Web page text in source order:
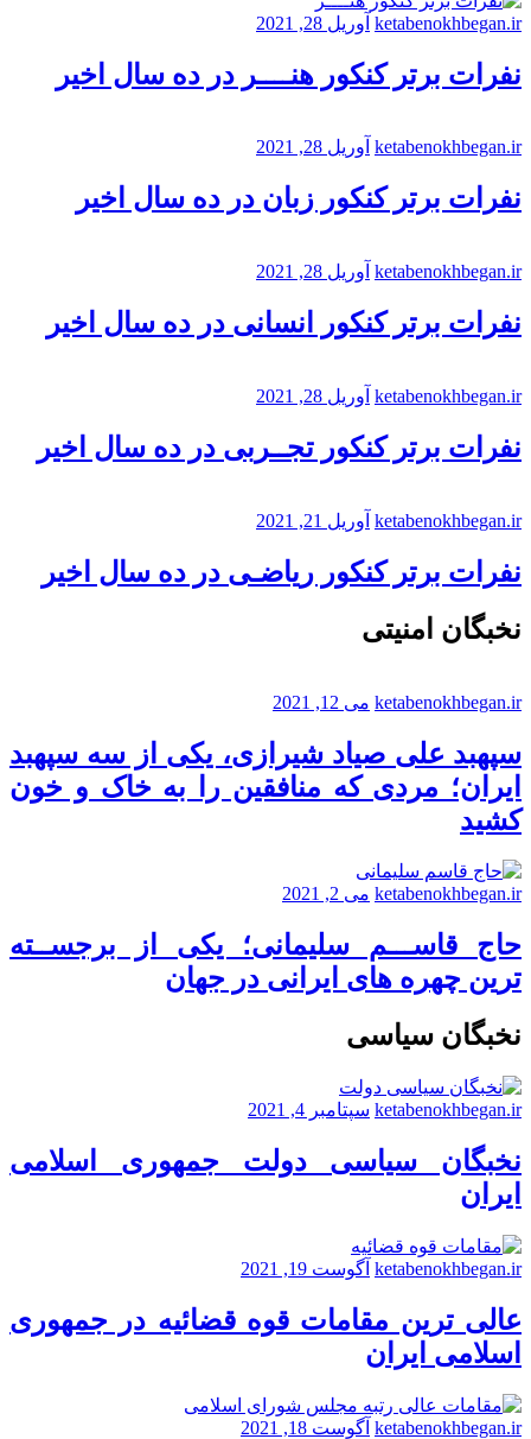
ketabenokhbegan.ir آوریل 28, 2021
نفرات برتر کنکور هنــــر در ده سال اخیر
ketabenokhbegan.ir آوریل 28, 2021
نفرات برتر کنکور زبان در ده سال اخیر
ketabenokhbegan.ir آوریل 28, 2021
نفرات برتر کنکور انسانی در ده سال اخیر
ketabenokhbegan.ir آوریل 28, 2021
نفرات برتر کنکور تجــربی در ده سال اخیر
ketabenokhbegan.ir آوریل 21, 2021
نفرات برتر کنکور ریاضـی در ده سال اخیر
نخبگان امنیتی
ketabenokhbegan.ir می 12, 2021
سپهبد علی صیاد شیرازی، یکی از سه سپهبد
ایران؛ مردی که منافقین را به خاک و خون
کشید
ketabenokhbegan.ir می 2, 2021
حاج قاســـم سلیمانی؛ یکی از برجســته
ترین چهره های ایرانی در جهان
نخبگان سیاسی
ketabenokhbegan.ir سپتامبر 4, 2021
نخبگان سیاسی دولت جمهوری اسلامی
ایران
ketabenokhbegan.ir آگوست 19, 2021
عالی ترین مقامات قوه قضائیه در جمهوری
اسلامی ایران
ketabenokhbegan.ir آگوست 18, 2021